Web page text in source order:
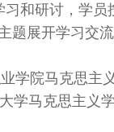
和研讨，学
题展开学习交流
学院马克思主
学马克思主义